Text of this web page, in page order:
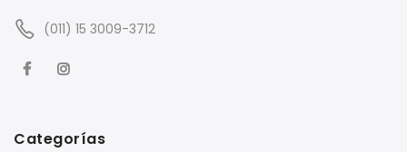
(011) 15 3009-3712
Categorías